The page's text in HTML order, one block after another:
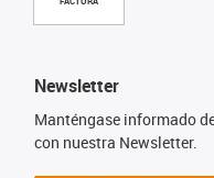
Newsletter
Manténgase informado
con nuestra Newsletter.